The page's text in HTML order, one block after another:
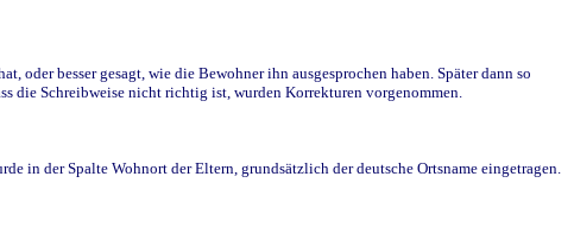
besser gesagt, wie die Bewohner ihn ausgesprochen haben. Später dann so
die Schreibweise nicht richtig ist, wurden Korrekturen vorgenommen.
in der Spalte Wohnort der Eltern, grundsätzlich der deutsche Ortsname eingetragen.